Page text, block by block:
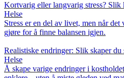
Kortvarig eller langvarig stress? Slik
Helse
Stress er en del av livet, men når
gjøre for å finne balansen igjen.
Realistiske endringer: Slik skaper du
Helse
Å skape varige endringer i